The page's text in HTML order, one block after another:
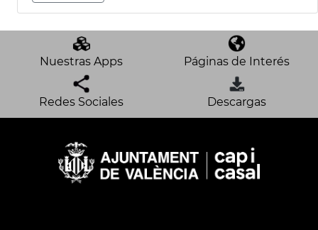
Nuestras Apps Páginas de Interés
Redes Sociales Descargas